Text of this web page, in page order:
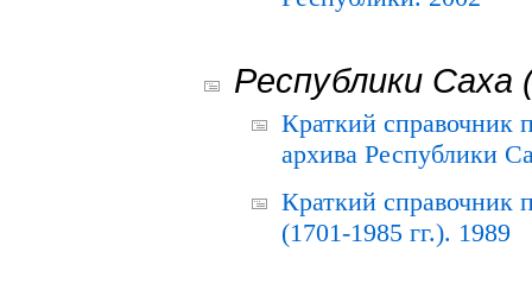
Республики Саха
Краткий справочник
архива Республики
Краткий
(1701-1985 гг.). 1989